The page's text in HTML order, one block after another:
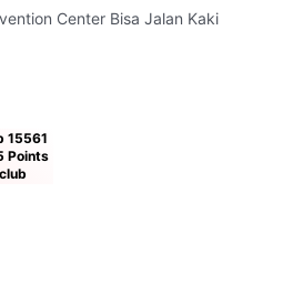
Center Bisa Jalan Kaki
15561
Points